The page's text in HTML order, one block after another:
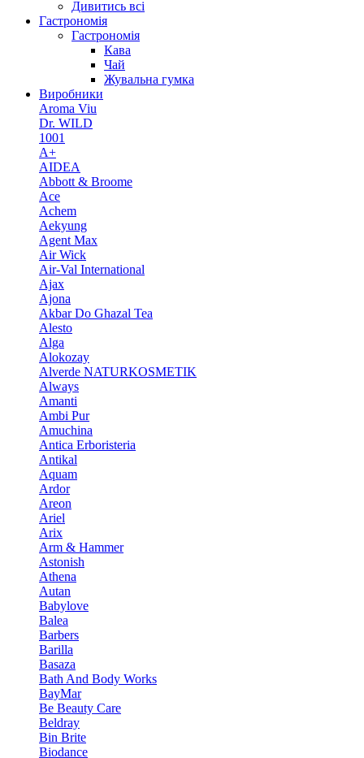
Дивитись всі
Гастрономія
Гастрономія
Кава
Чай
Жувальна гумка
Виробники
Aroma Viu
Dr. WILD
1001
A+
AIDEA
Abbott & Broome
Ace
Achem
Aekyung
Agent Max
Air Wick
Air-Val International
Ajax
Ajona
Akbar Do Ghazal Tea
Alesto
Alga
Alokozay
Alverde NATURKOSMETIK
Always
Amanti
Ambi Pur
Amuchina
Antica Erboristeria
Antikal
Aquam
Ardor
Areon
Ariel
Arix
Arm & Hammer
Astonish
Athena
Autan
Babylove
Balea
Barbers
Barilla
Basaza
Bath And Body Works
BayMar
Be Beauty Care
Beldray
Bin Brite
Biodance